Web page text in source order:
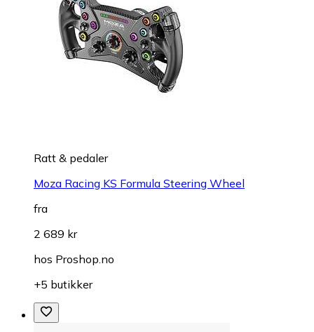
Ratt & pedaler
Moza Racing KS Formula Steering Wheel
fra
2 689 kr
hos Proshop.no
+5 butikker